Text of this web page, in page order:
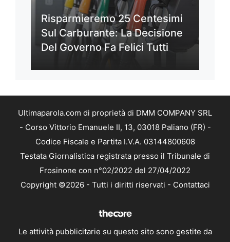
Risparmieremo 25 Centesimi
Sul Carburante: La Decisione
Del Governo Fa Felici Tutti
Ultimaparola.com di proprietà di DMM COMPANY SRL
- Corso Vittorio Emanuele II, 13, 03018 Paliano (FR) -
Codice Fiscale e Partita I.V.A. 03144800608
Testata Giornalistica registrata presso il Tribunale di
Frosinone con n°02/2022 del 27/04/2022
Copyright ©2026 - Tutti i diritti riservati - Contattaci
Le attività pubblicitarie su questo sito sono gestite da